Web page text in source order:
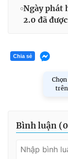
Ngày phát
2.0 đã
Chia sẻ
Chọn
Bình luận (0